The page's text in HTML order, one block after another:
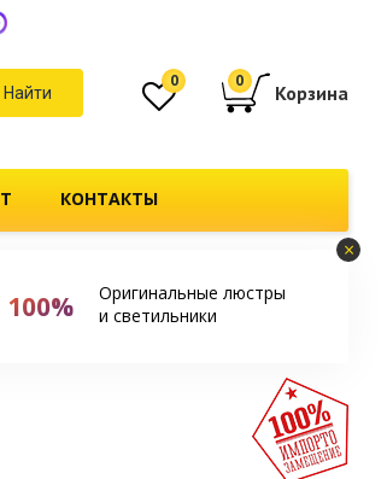
Найти
0 0
Корзина
КОНТАКТЫ
×
100%
Оригинальные люстры
и светильники